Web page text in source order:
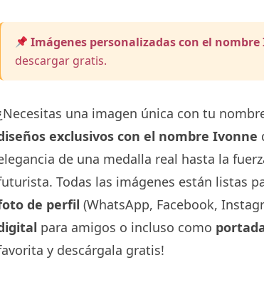
Imágenes personalizadas con el
descargar gratis.
una imagen única con tu
exclusivos con el nombre Ivonne
de una medalla real hasta la
Todas las imágenes están listas
de perfil (WhatsApp, Facebook,
para amigos o incluso como
y descárgala gratis!